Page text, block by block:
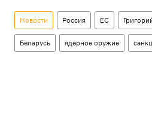
Новости Россия ЕС
Беларусь ядерное оружие